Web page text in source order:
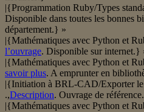
|{Programmation Ruby/Types
Disponible dans toutes les bonnes
département.} »
|{Mathématiques avec Python et
l’ouvrage. Disponible sur internet.}
|{Mathématiques avec Python et
savoir plus. A emprunter en
|{Initiation à BRL-CAD/Exporter le
.,Description. Ouvrage de
|{Mathématiques avec Python et